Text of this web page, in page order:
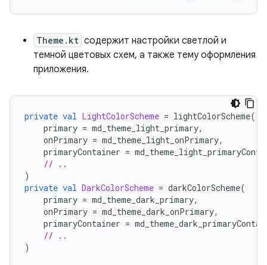
Theme.kt содержит настройки светлой и
темной цветовых схем, а также тему оформления
приложения.
private val LightColorScheme = lightColorScheme(
primary = md_theme_light_primary,
onPrimary = md_theme_light_onPrimary,
primaryContainer =
// ..
)
private val DarkColorScheme = darkColorScheme(
primary = md_theme_dark_primary,
onPrimary = md_theme_dark_onPrimary,
primaryContainer =
// ..
)